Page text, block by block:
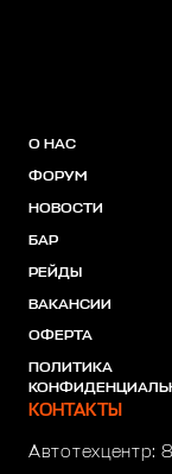
О НАС
ФОРУМ
НОВОСТИ
БАР
РЕЙДЫ
ВАКАНСИИ
ОФЕРТА
ПОЛИТИКА
КОНТАКТЫ
Автотехцентр: